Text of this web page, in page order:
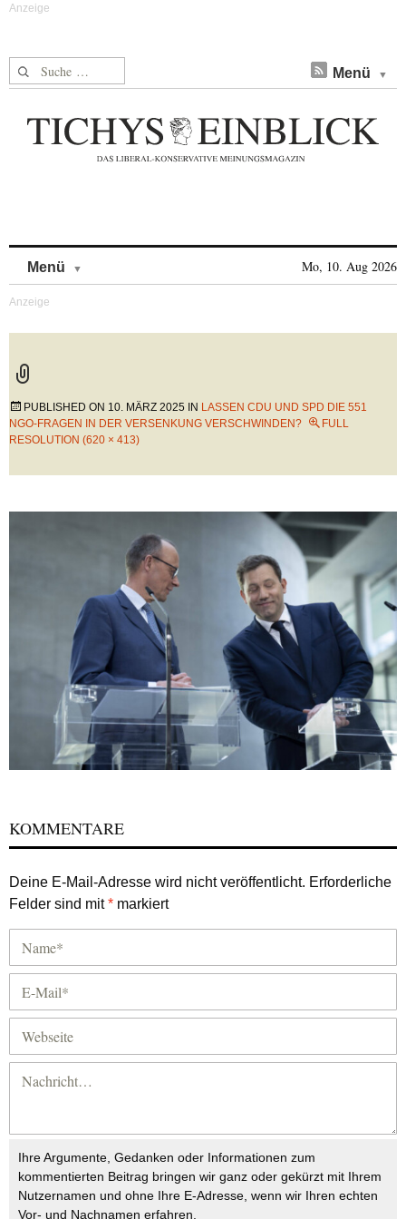
Suche nach: Menü
Menü Mo, 10. Aug 2026
PUBLISHED ON 10. MÄRZ 2025 IN LASSEN CDU UND SPD DIE 551
NGO-FRAGEN IN DER VERSENKUNG VERSCHWINDEN?
FULL
RESOLUTION (620 × 413)
KOMMENTARE
Deine E-Mail-Adresse wird nicht veröffentlicht. Erforderliche
Felder sind mit* markiert
Ihre Argumente, Gedanken oder Informationen zum
kommentierten Beitrag bringen wir ganz oder gekürzt mit Ihrem
Nutzernamen und ohne Ihre E-Adresse, wenn wir Ihren echten
Vor- und Nachnamen erfahren.